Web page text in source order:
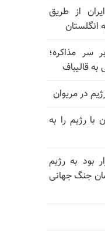
از طریق
انگلستان
سر مذاکره؛
قالیباف
در مریوان
با رژیم را به
بود به رژیم
جنگ جهانی